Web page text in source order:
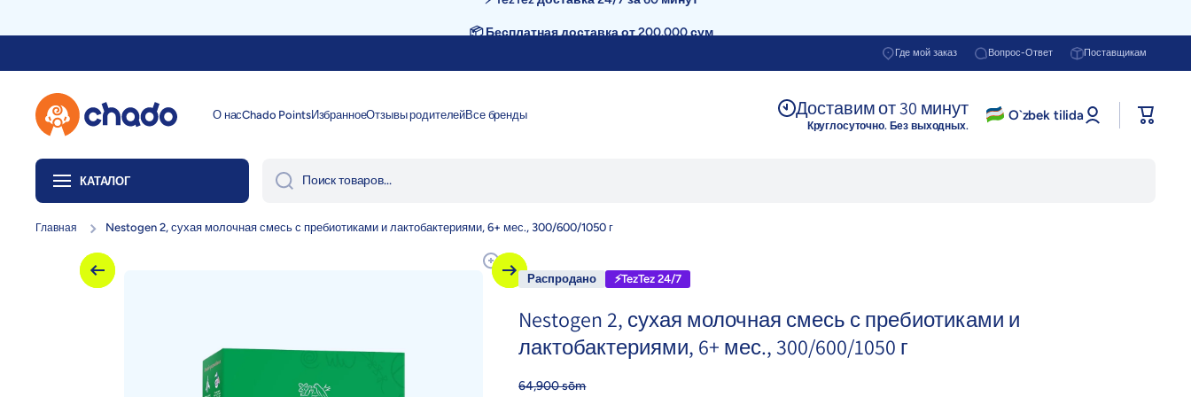
Где мой заказ Вопрос-Ответ Поставщикам
О насChado PointsИзбранноеОтзывы родителейВсе бренды Доставим от 30 минут
Круглосуточно. Без выходных.
O`zbek tilida
Войти в
профиль
Корзина
КАТАЛОГ Поиск товаров...
Главная Nestogen 2, сухая молочная смесь с пребиотиками и лактобактериями, 6+ мес., 300/600/1050 г
Распродано ⚡TezTez 24/7
Nestogen 2, сухая молочная смесь с пребиотиками и
лактобактериями, 6+ мес., 300/600/1050 г
64,900 sōm